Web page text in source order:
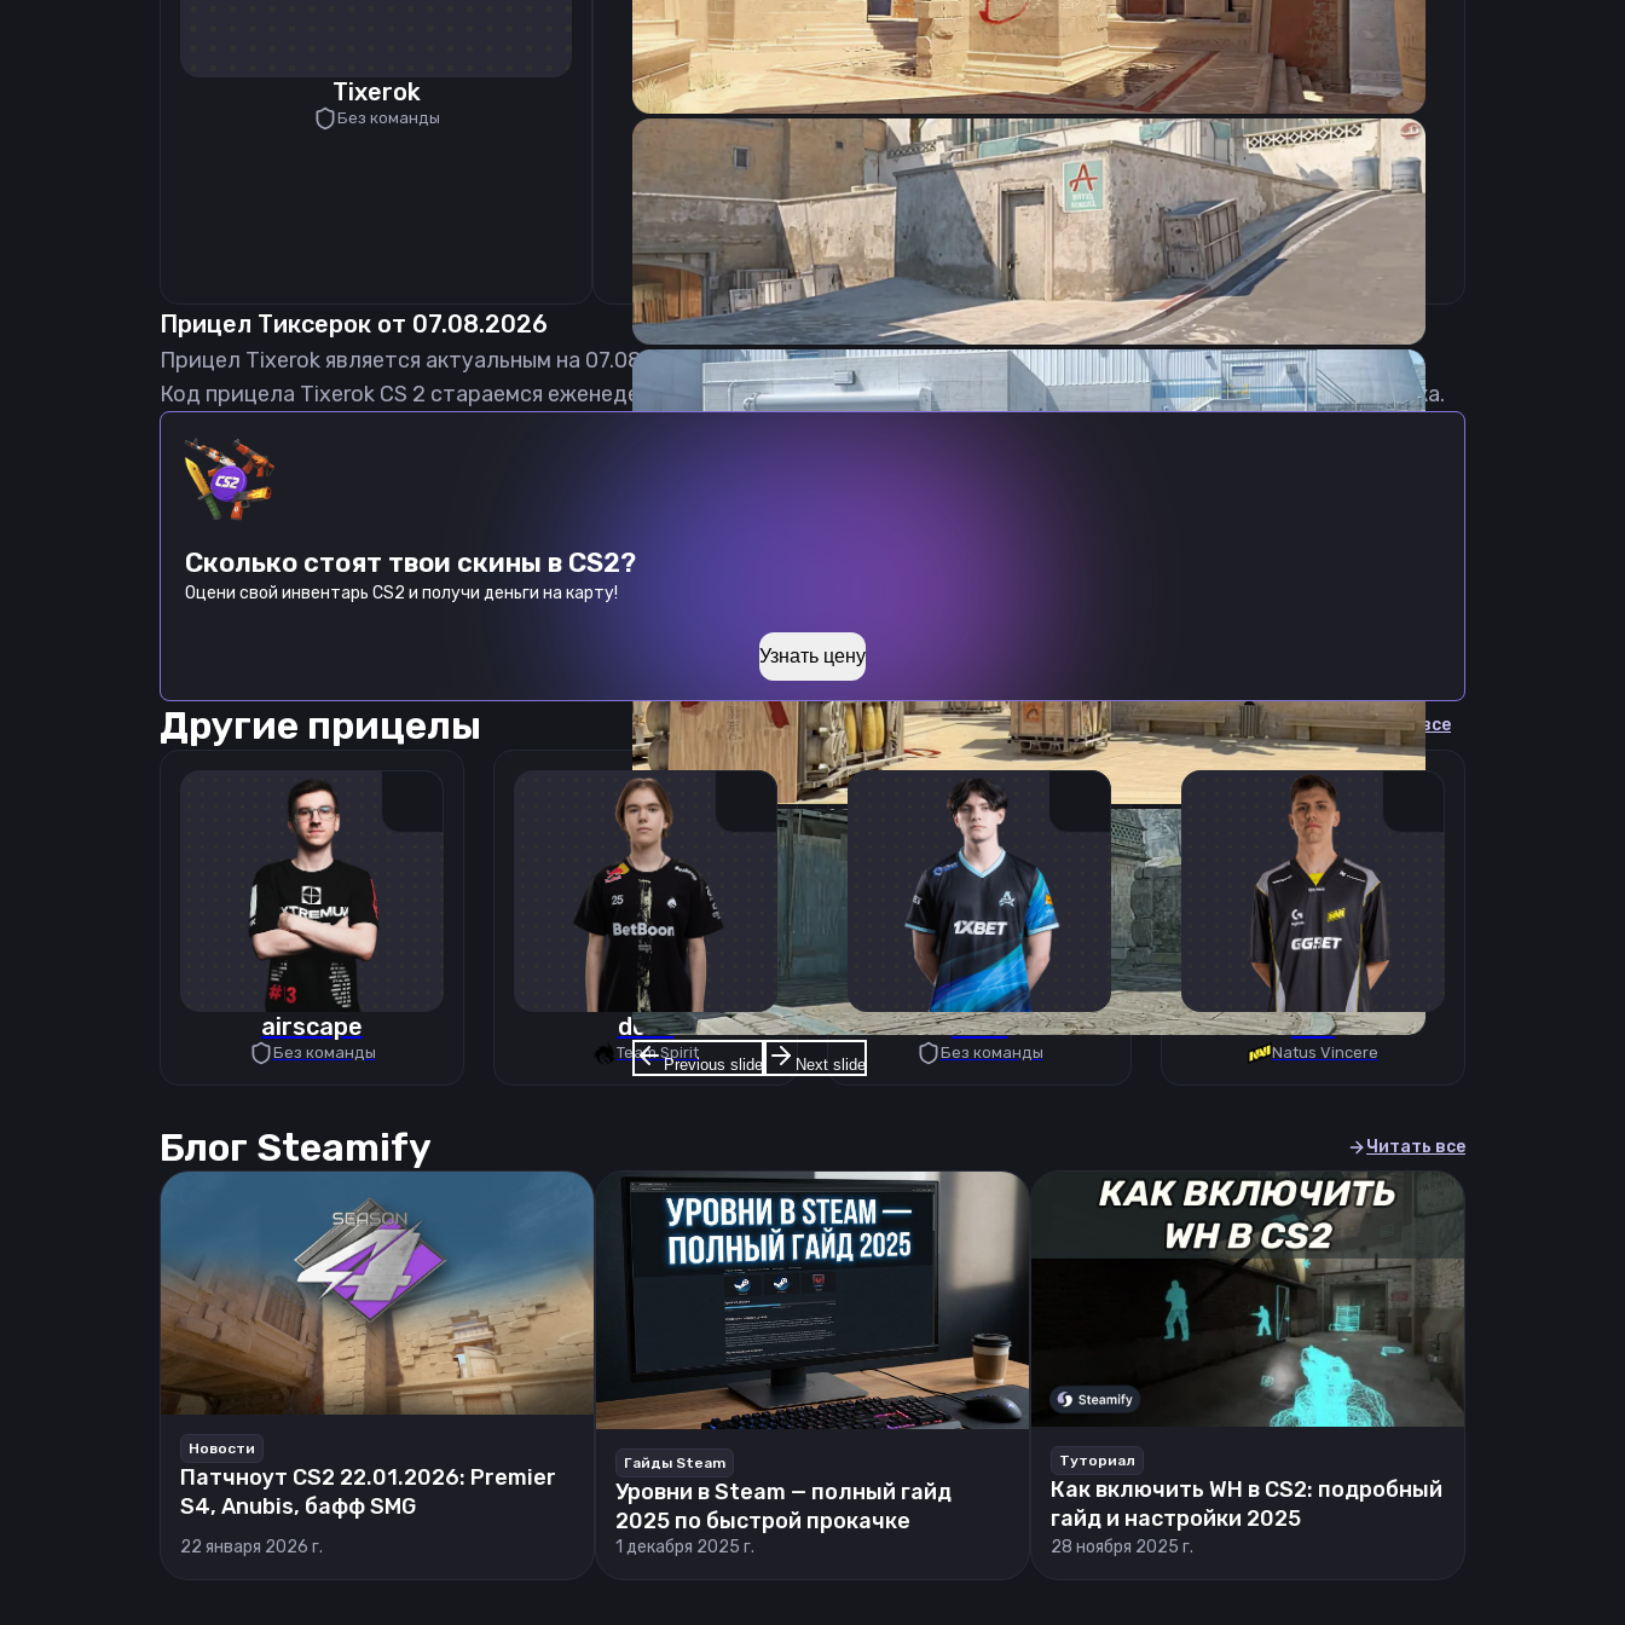
Tixerok
Без команды
Previous slide Next slide
CSGO-uvXkc-RaWiT-xBEVE-u23qS-DwxsP
Скопировать
Прицел Тиксерок от 07.08.2026
Прицел Tixerok является актуальным на 07.08.2026
Код прицела Tixerok CS 2 стараемся еженедельно обновлять, чтобы вы могли играть с актуальными настройками игрока.
Сколько стоят твои скины в CS2?
Оцени свой инвентарь CS2 и получи деньги на карту!
Узнать цену
Другие прицелы Cмотреть все
airscape
Без команды
donk
Team Spirit
deko
Без команды
B1T
Natus Vincere
Блог Steamify Читать все
Новости
Патчноут CS2 22.01.2026: Premier
S4, Anubis, бафф SMG
22 января 2026 г.
Гайды Steam
Уровни в Steam — полный гайд
2025 по быстрой прокачке
1 декабря 2025 г.
Туториал
Как включить WH в CS2: подробный
гайд и настройки 2025
28 ноября 2025 г.